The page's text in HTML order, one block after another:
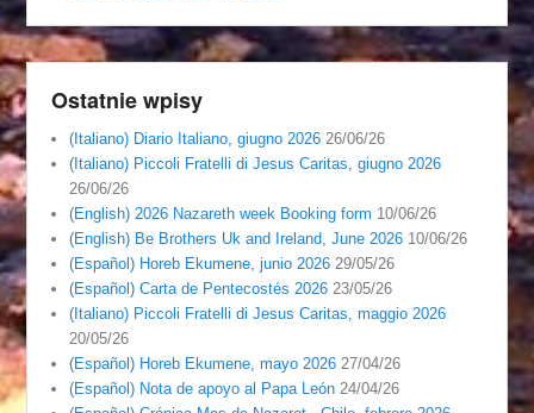
Ostatnie wpisy
(Italiano) Diario Italiano, giugno 2026 26/06/26
(Italiano) Piccoli Fratelli di Jesus Caritas, giugno 2026
26/06/26
(English) 2026 Nazareth week Booking form 10/06/26
(English) Be Brothers Uk and Ireland, June 2026 10/06/26
(Español) Horeb Ekumene, junio 2026 29/05/26
(Español) Carta de Pentecostés 2026 23/05/26
(Italiano) Piccoli Fratelli di Jesus Caritas, maggio 2026
20/05/26
(Español) Horeb Ekumene, mayo 2026 27/04/26
(Español) Nota de apoyo al Papa León 24/04/26